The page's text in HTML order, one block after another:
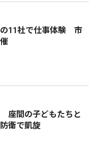
11社で仕事体験 市
座間の子どもたちと
衛で凱旋